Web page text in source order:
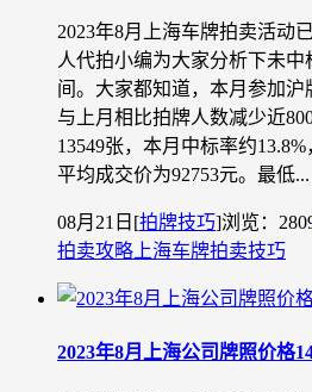
2023年8月上海车牌拍卖活动
人代拍小编为大家分析下未
间。大家都知道，本月参加沪
与上月相比拍牌人数减少近
13549张，本月中标率约13.8%
平均成交价为92753元。最低...
08月21日 [拍牌技巧]浏览：
拍卖攻略 上海车牌拍卖技巧
2023年8月上海公司牌照价格